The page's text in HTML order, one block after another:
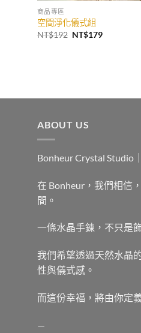
商品專區
空間淨化儀式組
NT$192 原
NT$179目
ABOUT US
Bonheur Crystal Studio
在 Bonheur，我們相信
間。
一條水晶手鍊，不只是
我們希望透過天然水晶
性與儀式感。
而這份幸福，將由你定
—